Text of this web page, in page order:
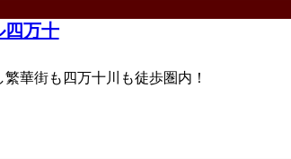
四万十
華街も四万十川も徒歩圏内！